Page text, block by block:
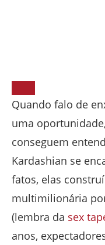
Quando falo de
uma
conseguem
Kardashian se
fatos, elas
multimilionária
(lembra da sex
anos,